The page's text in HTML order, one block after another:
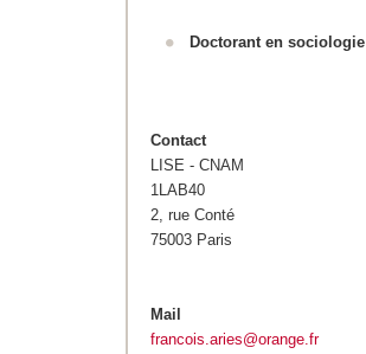
Doctorant en sociologie
Contact
LISE - CNAM
1LAB40
2, rue Conté
75003 Paris
Mail
francois.aries@orange.fr